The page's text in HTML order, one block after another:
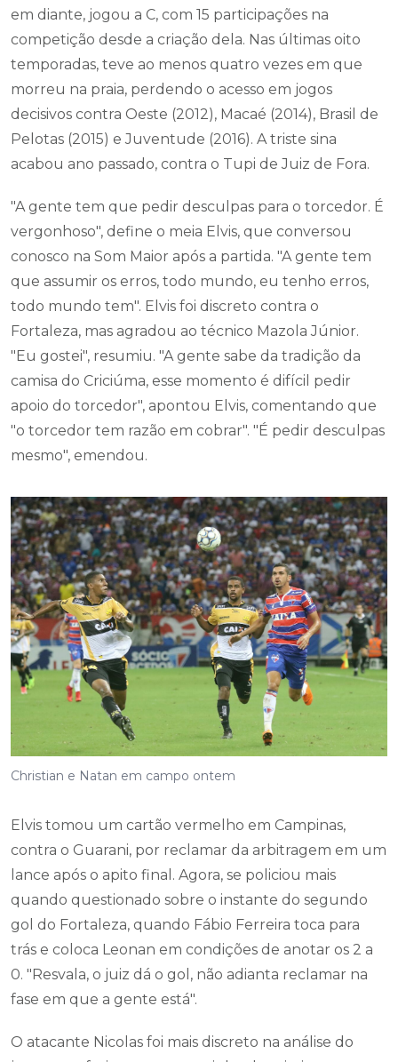
em diante, jogou a C, com 15 participações na
competição desde a criação dela. Nas últimas oito
temporadas, teve ao menos quatro vezes em que
morreu na praia, perdendo o acesso em jogos
decisivos contra Oeste (2012), Macaé (2014), Brasil de
Pelotas (2015) e Juventude (2016). A triste sina
acabou ano passado, contra o Tupi de Juiz de Fora.
"A gente tem que pedir desculpas para o torcedor. É
vergonhoso", define o meia Elvis, que conversou
conosco na Som Maior após a partida. "A gente tem
que assumir os erros, todo mundo, eu tenho erros,
todo mundo tem". Elvis foi discreto contra o
Fortaleza, mas agradou ao técnico Mazola Júnior.
"Eu gostei", resumiu. "A gente sabe da tradição da
camisa do Criciúma, esse momento é difícil pedir
apoio do torcedor", apontou Elvis, comentando que
"o torcedor tem razão em cobrar". "É pedir desculpas
mesmo", emendou.
Christian e Natan em campo ontem
Elvis tomou um cartão vermelho em Campinas,
contra o Guarani, por reclamar da arbitragem em um
lance após o apito final. Agora, se policiou mais
quando questionado sobre o instante do segundo
gol do Fortaleza, quando Fábio Ferreira toca para
trás e coloca Leonan em condições de anotar os 2 a
0. "Resvala, o juiz dá o gol, não adianta reclamar na
fase em que a gente está".
O atacante Nicolas foi mais discreto na análise do